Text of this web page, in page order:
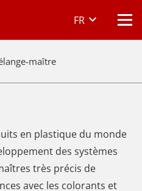
FR
maître
en plastique du monde
des systèmes
très précis de
avec les colorants et